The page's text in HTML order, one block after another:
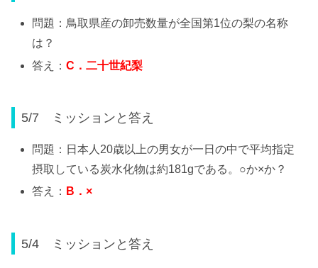
問題：鳥取県産の卸売数量が全国第1位の梨の名称
は？
答え：C ．二十世紀梨
5/7 ミッションと答え
問題：日本人20歳以上の男女が一日の中で平均指定
摂取している炭水化物は約181gである。○か×か？
答え： B ．×
5/4 ミッションと答え